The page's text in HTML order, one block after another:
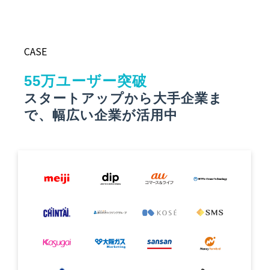
CASE
55万ユーザー突破
スタートアップから大手企業ま
で、幅広い企業が活用中